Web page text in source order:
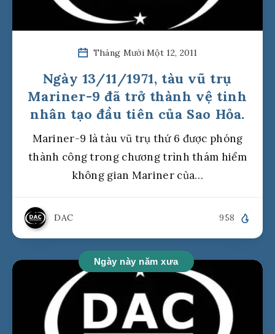
Tháng Mười Một 12, 2011
Ngày 13/11/1971, tàu vũ trụ
Mariner-9 đã trở thành vệ tinh
nhân tạo đầu tiên của Sao Hỏa.
Mariner-9 là tàu vũ trụ thứ 6 được phóng
thành công trong chương trình thám hiểm
không gian Mariner của…
DAC 958
Ngày này năm xưa